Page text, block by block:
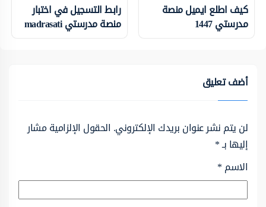
كيف اطلع ايميل منصة
مدرستي 1447
رابط التسجيل في اختبار
منصة مدرستي madrasati
أضف تعليق
لن يتم نشر عنوان بريدك الإلكتروني. الحقول الإلزامية مشار
إليها بـ*
الاسم*